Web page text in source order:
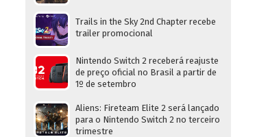
Trails in the Sky 2nd Chapter recebe
trailer promocional
Nintendo Switch 2 receberá reajuste
de preço oficial no Brasil a partir de
1º de setembro
Aliens: Fireteam Elite 2 será lançado
para o Nintendo Switch 2 no terceiro
trimestre